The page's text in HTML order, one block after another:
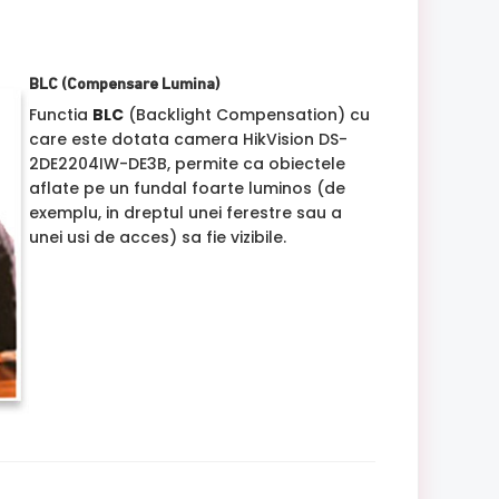
BLC (Compensare Lumina)
Functia BLC(Backlight Compensation) cu
care este dotata camera HikVision DS-
2DE2204IW-DE3B, permite ca obiectele
aflate pe un fundal foarte luminos (de
exemplu, in dreptul unei ferestre sau a
unei usi de acces) sa fie vizibile.